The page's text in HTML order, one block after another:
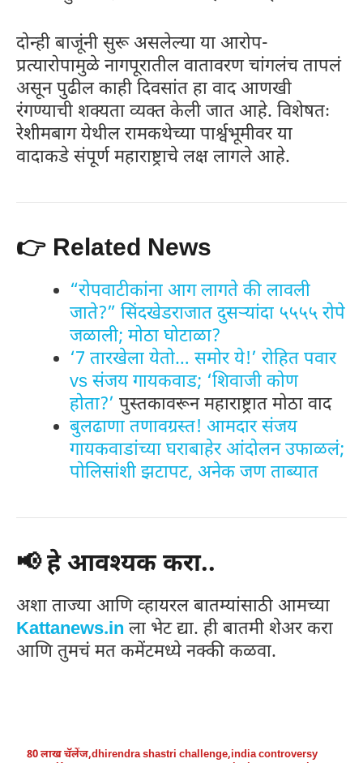
दोन्ही बाजूंनी सुरू असलेल्या या आरोप-
प्रत्यारोपामुळे नागपूरातील वातावरण चांगलंच तापलं
असून पुढील काही दिवसांत हा वाद आणखी
रंगण्याची शक्यता व्यक्त केली जात आहे. विशेषतः
रेशीमबाग येथील रामकथेच्या पार्श्वभूमीवर या
वादाकडे संपूर्ण महाराष्ट्राचे लक्ष लागले आहे.
👉 Related News
“रोपवाटीकांना आग लागते की लावली
जाते?” सिंदखेडराजात दुसऱ्यांदा ५५५५ रोपे
जळाली; मोठा घोटाळा?
‘7 तारखेला येतो… समोर ये!’ रोहित पवार
vs संजय गायकवाड; ‘शिवाजी कोण
होता?’ पुस्तकावरून महाराष्ट्रात मोठा वाद
बुलढाणा तणावग्रस्त! आमदार संजय
गायकवाडांच्या घराबाहेर आंदोलन उफाळलं;
पोलिसांशी झटापट, अनेक जण ताब्यात
📢 हे आवश्यक करा..
अशा ताज्या आणि व्हायरल बातम्यांसाठी आमच्या
Kattanews.in ला भेट द्या. ही बातमी शेअर करा
आणि तुमचं मत कमेंटमध्ये नक्की कळवा.
80 लाख चॅलेंज,dhirendra shastri challenge,india controversy